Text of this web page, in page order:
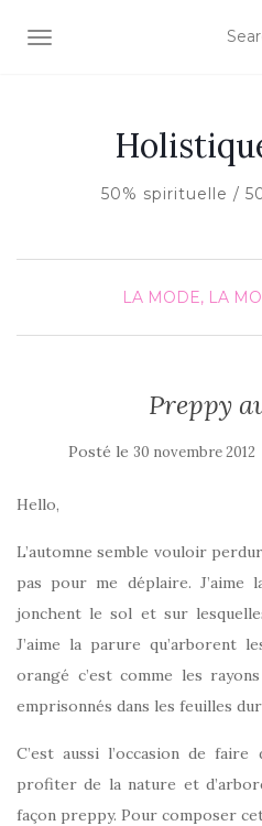
AFFICHER/MASQUER LA
50% spirituelle /
LA MODE, LA
Preppy
Posté le 30 novembre 2012
Hello,
L’automne semble vouloir
pas pour me déplaire. J’aime
jonchent le sol et sur
J’aime la parure qu’arborent
orangé c’est comme les
emprisonnés dans les feuilles
C’est aussi l’occasion de
profiter de la nature et
façon preppy. Pour composer